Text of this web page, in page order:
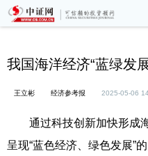
我国海洋经济“蓝绿发
王立彬 经济参考报 2025-05-06
通过科技创新加快形成海
呈现“蓝色经济、绿色发展”的